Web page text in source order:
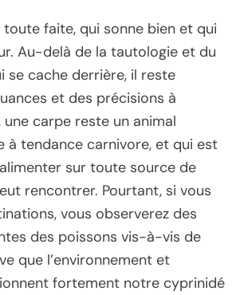
toute faite, qui sonne bien et qui
Au-delà de la tautologie et du
se cache derrière, il reste
et des précisions à
carpe reste un animal
à tendance carnivore, et qui est
sur toute source de
rencontrer. Pourtant, si vous
vous observerez des
des poissons vis-à-vis de
que l’environnement et
fortement notre cyprinidé